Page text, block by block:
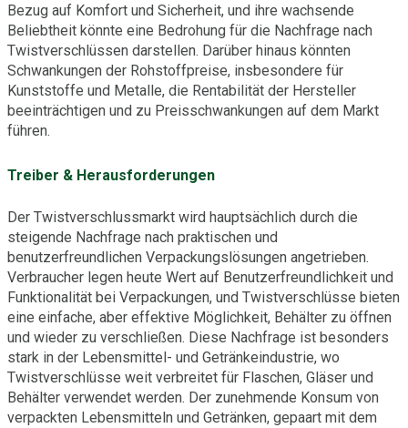
Bezug auf Komfort und Sicherheit, und ihre wachsende
Beliebtheit könnte eine Bedrohung für die Nachfrage nach
Twistverschlüssen darstellen. Darüber hinaus könnten
Schwankungen der Rohstoffpreise, insbesondere für
Kunststoffe und Metalle, die Rentabilität der Hersteller
beeinträchtigen und zu Preisschwankungen auf dem Markt
führen.
Treiber & Herausforderungen
Der Twistverschlussmarkt wird hauptsächlich durch die
steigende Nachfrage nach praktischen und
benutzerfreundlichen Verpackungslösungen angetrieben.
Verbraucher legen heute Wert auf Benutzerfreundlichkeit und
Funktionalität bei Verpackungen, und Twistverschlüsse bieten
eine einfache, aber effektive Möglichkeit, Behälter zu öffnen
und wieder zu verschließen. Diese Nachfrage ist besonders
stark in der Lebensmittel- und Getränkeindustrie, wo
Twistverschlüsse weit verbreitet für Flaschen, Gläser und
Behälter verwendet werden. Der zunehmende Konsum von
verpackten Lebensmitteln und Getränken, gepaart mit dem